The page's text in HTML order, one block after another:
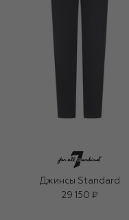
Джинсы Standard
29 150 ₽